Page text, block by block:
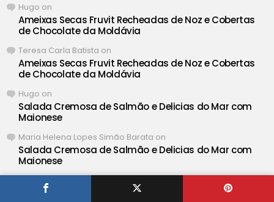
Hugo on
Ameixas Secas Fruvit Recheadas de Noz e Cobertas
de Chocolate da Moldávia
Teresa Carla Batista on
Ameixas Secas Fruvit Recheadas de Noz e Cobertas
de Chocolate da Moldávia
Hugo on
Salada Cremosa de Salmão e Delicias do Mar com
Maionese
Maria Helena Lopes Simão Barata on
Salada Cremosa de Salmão e Delicias do Mar com
Maionese
Salada de Couve Roxa à Americana • Red Cabbage